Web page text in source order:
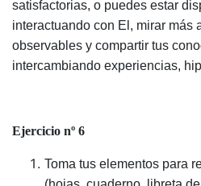
satisfactorias, o puedes estar
interactuando con El, mirar más
observables y compartir tus
intercambiando experiencias,
Ejercicio nº 6
Toma tus elementos para